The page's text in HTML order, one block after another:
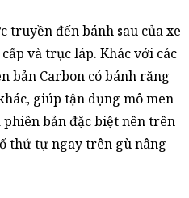
truyền đến bánh sau của xe
và trục láp. Khác với các
bản Carbon có bánh răng
giúp tận dụng mô men
phiên bản đặc biệt nên trên
thứ tự ngay trên gù nâng